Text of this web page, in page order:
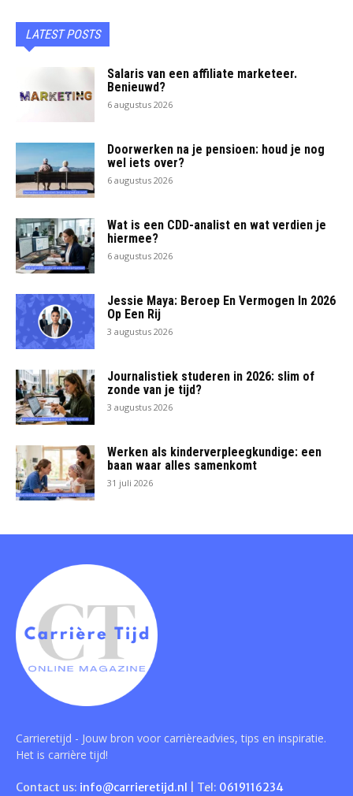
LATEST POSTS
Salaris van een affiliate marketeer.
Benieuwd?
6 augustus 2026
Doorwerken na je pensioen: houd je nog
wel iets over?
6 augustus 2026
Wat is een CDD-analist en wat verdien je
hiermee?
6 augustus 2026
Jessie Maya: Beroep En Vermogen In 2026
Op Een Rij
3 augustus 2026
Journalistiek studeren in 2026: slim of
zonde van je tijd?
3 augustus 2026
Werken als kinderverpleegkundige: een
baan waar alles samenkomt
31 juli 2026
Carrieretijd - Jouw bron voor carrièreadvies, tips en inspiratie.
Het is carrière tijd!
Contact us: info@carrieretijd.nl | Tel: 0619116234